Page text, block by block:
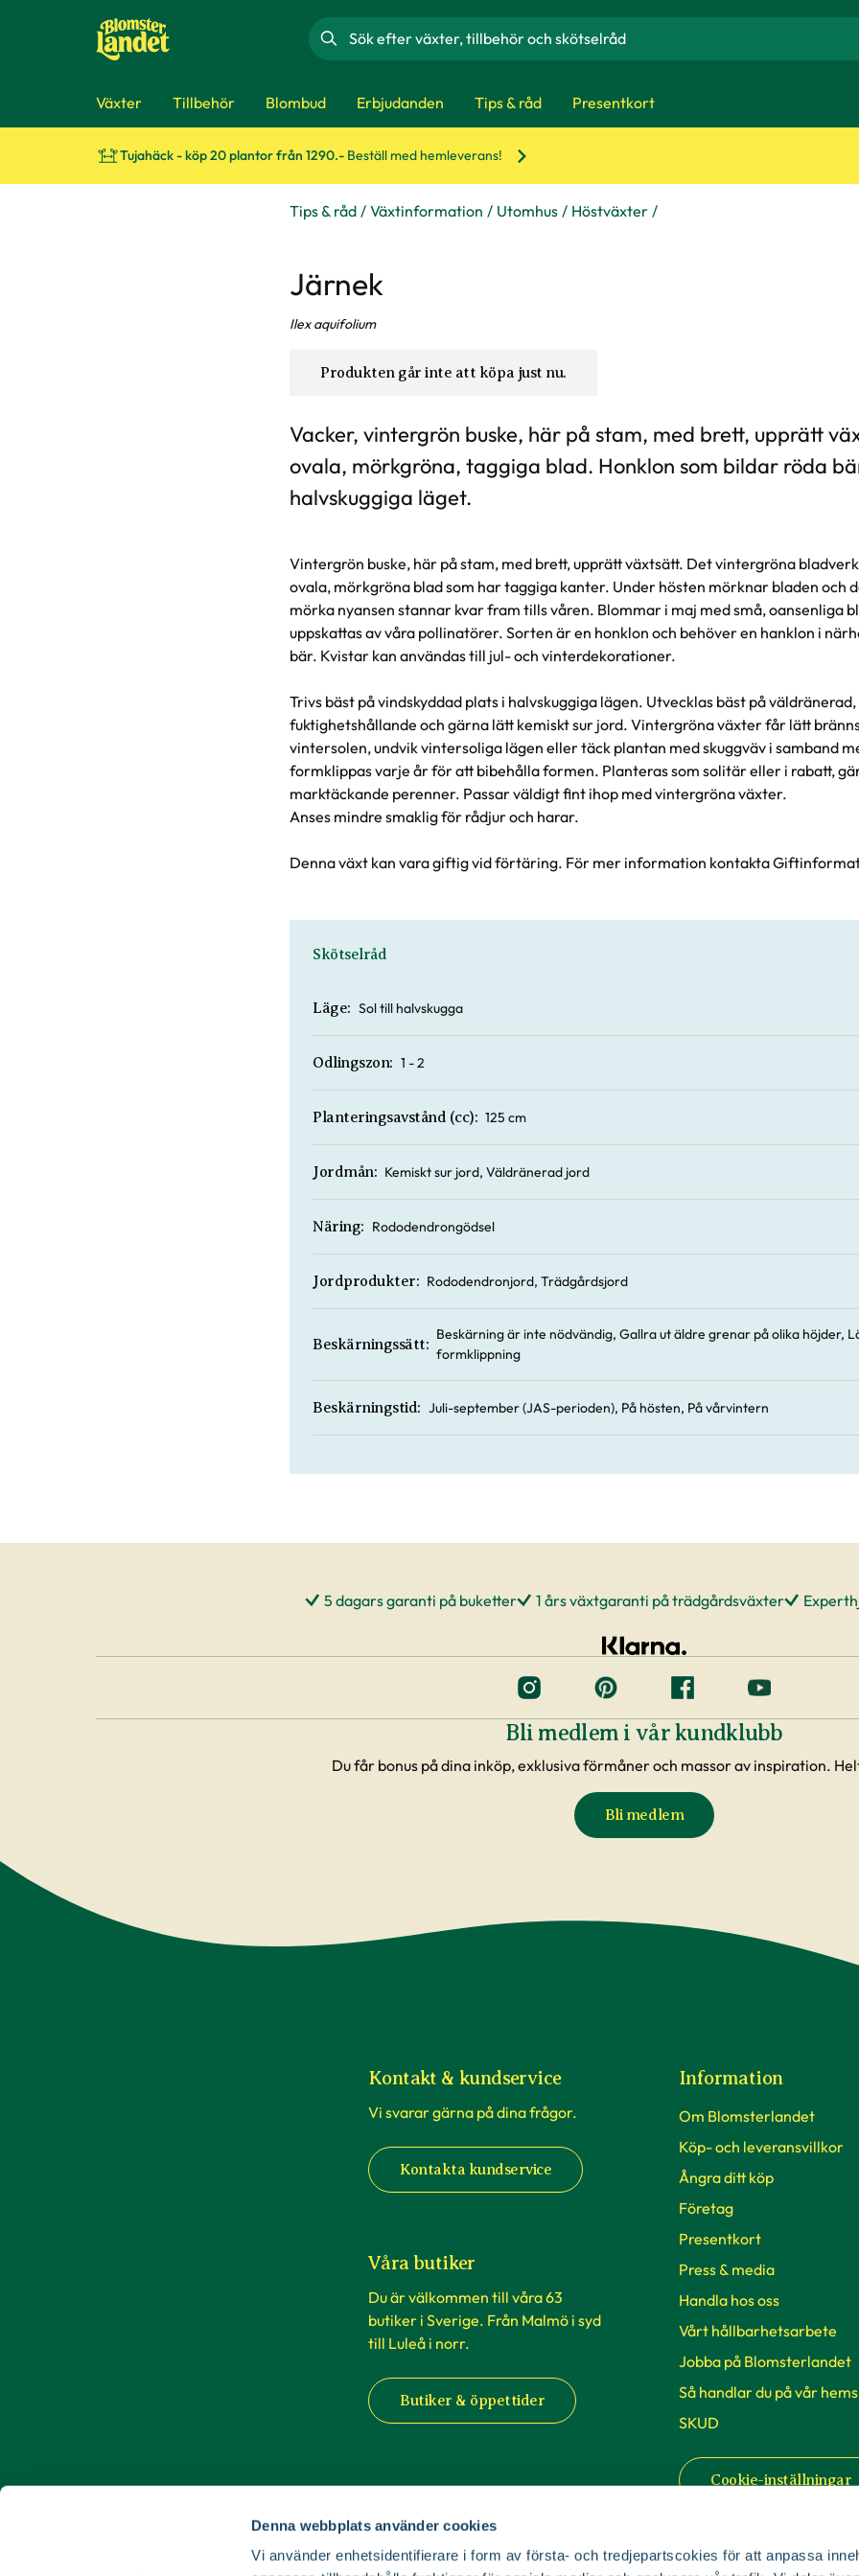
Denna webbplats använder cookies
Vi använder enhetsidentifierare i form av första- och tredjepartscokies för att anpassa
Sök
Växter Tillbehör Blombud Erbjudanden Tips & råd Presentkort
Tujahäck - köp 20 plantor från 1290.- Beställ med hemleverans!
Tips & råd Växtinformation Utomhus Höstväxter
Järnek
Ilex aquifolium
Produkten går inte att köpa just nu.
Vacker, vintergrön buske, här på stam, med brett, upprätt
ovala, mörkgröna, taggiga blad. Honklon som bildar röda
halvskuggiga läget.
Vintergrön buske, här på stam, med brett, upprätt växtsätt. Det vintergröna
ovala, mörkgröna blad som har taggiga kanter. Under hösten mörknar bladen och
mörka nyansen stannar kvar fram tills våren. Blommar i maj med små, oansenliga
uppskattas av våra pollinatörer. Sorten är en honklon och behöver en hanklon i
bär. Kvistar kan användas till jul- och vinterdekorationer.
Trivs bäst på vindskyddad plats i halvskuggiga lägen. Utvecklas bäst på
fuktighetshållande och gärna lätt kemiskt sur jord. Vintergröna växter får lätt
vintersolen, undvik vintersoliga lägen eller täck plantan med skuggväv i samband
formklippas varje år för att bibehålla formen. Planteras som solitär eller i rabatt,
marktäckande perenner. Passar väldigt fint ihop med vintergröna växter.
Anses mindre smaklig för rådjur och harar.
Denna växt kan vara giftig vid förtäring. För mer information kontakta
Skötselråd
Läge: Sol till halvskugga
Odlingszon: 1 - 2
Planteringsavstånd (cc): 125 cm
Jordmån: Kemiskt sur jord, Väldränerad jord
Näring: Rododendrongödsel
Jordprodukter: Rododendronjord, Trädgårdsjord
Beskärningssätt:
Beskärning är inte nödvändig, Gallra ut äldre grenar på olika höjder,
formklippning
Beskärningstid: Juli-september (JAS-perioden), På hösten, På vårvintern
5 dagars garanti på buketter 1 års växtgaranti på trädgårdsväxter
Bli medlem i vår kundklubb
Du får bonus på dina inköp, exklusiva förmåner och massor av inspiration.
Bli medlem
Kontakt & kundservice
Vi svarar gärna på dina frågor.
Kontakta kundservice
Våra butiker
Du är välkommen till våra 63
butiker i Sverige. Från Malmö i syd
till Luleå i norr.
Butiker & öppettider
Information
Om Blomsterlandet
Köp- och leveransvillkor
Ångra ditt köp
Företag
Presentkort
Press & media
Handla hos oss
Vårt hållbarhetsarbete
Jobba på Blomsterlandet
Så handlar du på vår
SKUD
Cookie-inställningar